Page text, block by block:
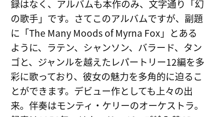
録はなく、アルバムも本作のみ、文字通り「幻
の歌手」です。さてこのアルバムですが、副題
に「The Many Moods of Myrna Fox」とある
ように、ラテン、シャンソン、バラード、タン
ゴと、ジャンルを越えたレパートリー12編を多
彩に歌っており、彼女の魅力を多角的に迫るこ
とができます。デビュー作としても上々の出
来。伴奏はモンティ・ケリーのオーケストラ。